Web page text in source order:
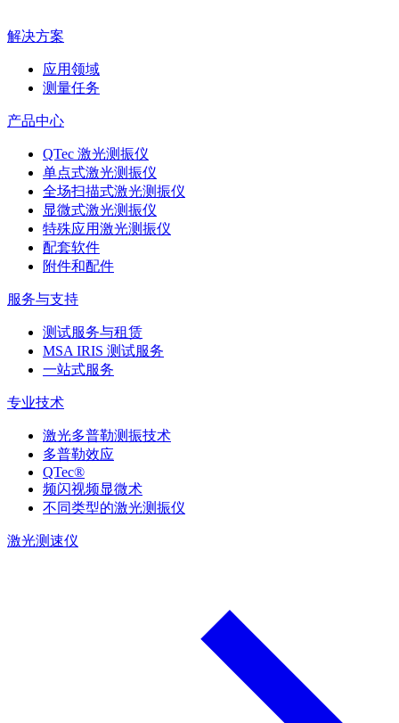
解决方案
应用领域
测量任务
产品中心
QTec 激光测振仪
单点式激光测振仪
全场扫描式激光测振仪
显微式激光测振仪
特殊应用激光测振仪
配套软件
附件和配件
服务与支持
测试服务与租赁
MSA IRIS 测试服务
一站式服务
专业技术
激光多普勒测振技术
多普勒效应
QTec®
频闪视频显微术
不同类型的激光测振仪
激光测速仪